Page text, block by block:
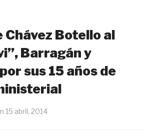
Chávez Botello al
Barragán y
sus 15 años de
15 abril, 2014